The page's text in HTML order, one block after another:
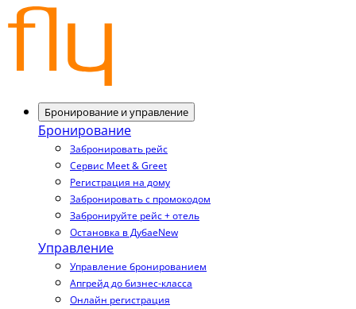
Бронирование и управление
Бронирование
Забронировать рейс
Сервис Meet & Greet
Регистрация на дому
Забронировать с промокодом
Забронируйте рейс + отель
Остановка в ДубаеNew
Управление
Управление бронированием
Апгрейд до бизнес-класса
Онлайн регистрация